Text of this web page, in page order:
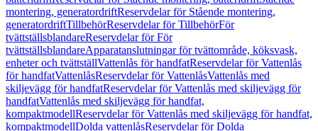
montering, generatordriftReservdelar för Stående montering,
generatordriftTillbehörReservdelar för TillbehörFör
tvättställsblandareReservdelar för För
tvättställsblandareApparatanslutningar för tvättområde, köksvask,
enheter och tvättställVattenlås för handfatReservdelar för Vattenlås
för handfatVattenlåsReservdelar för VattenlåsVattenlås med
skiljevägg för handfatReservdelar för Vattenlås med skiljevägg för
handfatVattenlås med skiljevägg för handfat,
kompaktmodellReservdelar för Vattenlås med skiljevägg för handfat,
kompaktmodellDolda vattenlåsReservdelar för Dolda